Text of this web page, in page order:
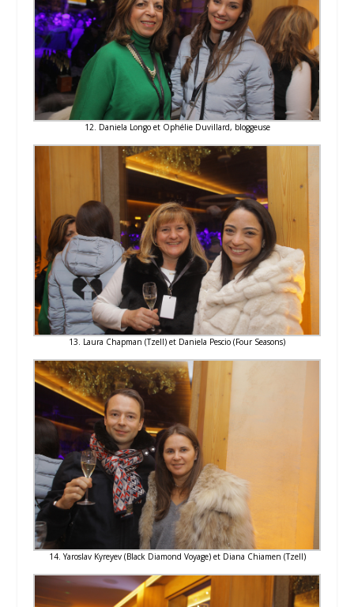
12. Daniela Longo et Ophélie Duvillard, bloggeuse
13. Laura Chapman (Tzell) et Daniela Pescio (Four Seasons)
14. Yaroslav Kyreyev (Black Diamond Voyage) et Diana Chiamen (Tzell)